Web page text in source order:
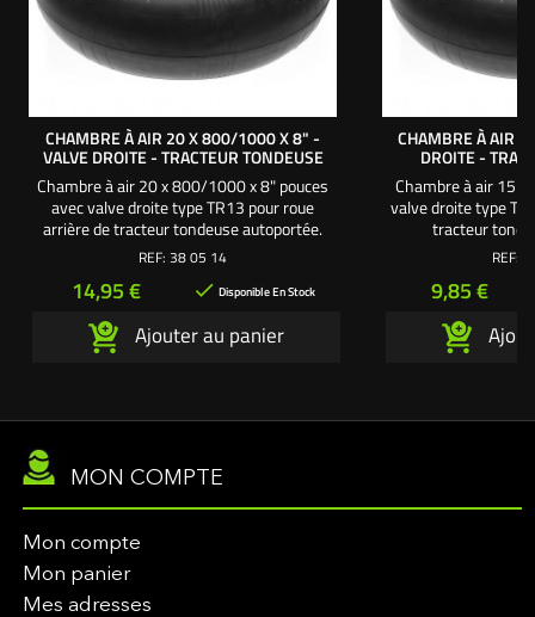
CHAMBRE À AIR 20 X 800/1000 X 8" -
VALVE DROITE - TRACTEUR TONDEUSE
Chambre à air 20 x 800/1000 x 8" pouces
avec valve droite type TR13 pour roue
arrière de tracteur tondeuse autoportée.
REF: 38 05 14
Prix
14,95 €  Disponible En Stock
Ajouter au panier
CHAMBRE À AIR
DROITE -
Chambre à air 15 x
valve droite type
tracteur
REF:
Prix
9,85 €
MON COMPTE
Mon compte
Mon panier
Mes adresses